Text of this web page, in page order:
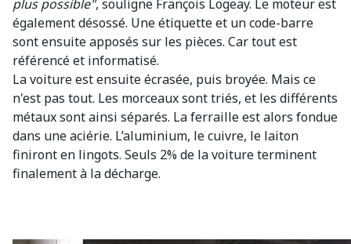
plus possible", souligne François Logeay. Le moteur est
également désossé. Une étiquette et un code-barre
sont ensuite apposés sur les pièces. Car tout est
référencé et informatisé.
La voiture est ensuite écrasée, puis broyée. Mais ce
n'est pas tout. Les morceaux sont triés, et les différents
métaux sont ainsi séparés. La ferraille est alors fondue
dans une aciérie. L’aluminium, le cuivre, le laiton
finiront en lingots. Seuls 2% de la voiture terminent
finalement à la décharge.